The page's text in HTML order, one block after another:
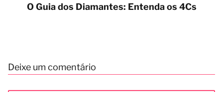
O Guia dos Diamantes: Entenda os 4Cs
Deixe um comentário